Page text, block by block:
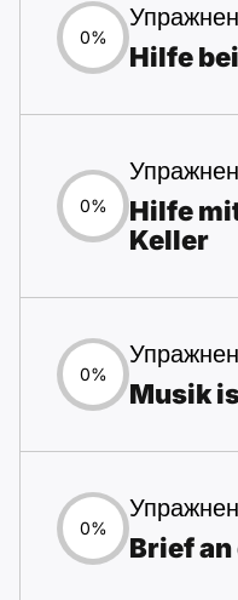
0%
Hilfe
0%
Hilfe
Keller
0%
Musik
0%
Brief an